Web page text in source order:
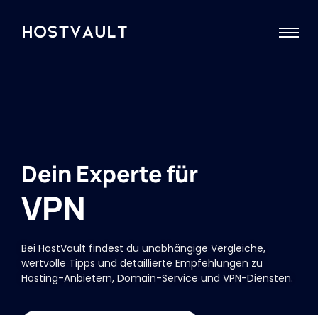
Dein Experte für
VPN
Bei HostVault findest du unabhängige Vergleiche,
wertvolle Tipps und detaillierte Empfehlungen zu
Hosting-Anbietern, Domain-Service und VPN-Diensten.